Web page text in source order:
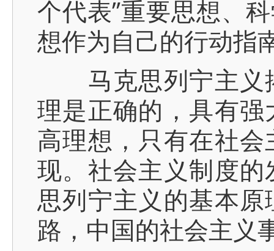
个代表”重要思想、
想作为自己的行动指
马克思列宁主义
理是正确的，具有
高理想，只有在社
现。社会主义制度
思列宁主义的基本
路，中国的社会主义